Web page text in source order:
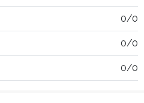
0/0
0/0
0/0